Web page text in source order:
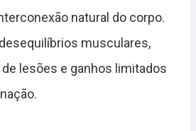
natural do corpo.
musculares,
lesões e ganhos limitados